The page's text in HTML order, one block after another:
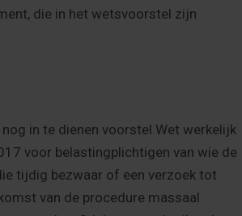
die in het wetsvoorstel zijn
in te dienen voorstel Wet werkelijk
voor belastingplichtigen van wie de
tijdig bezwaar of een verzoek tot
van de procedure massaal